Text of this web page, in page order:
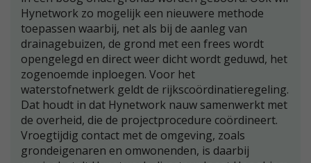
Hynetwork zo mogelijk een nieuwere methode
toepassen waarbij, net als bij de aanleg van
drainagebuizen, de grond met een frees wordt
opengelegd en direct weer dicht wordt geduwd, het
zogenoemde inploegen. Voor het
waterstofnetwerk geldt de rijkscoördinatieregeling.
Dat houdt in dat Hynetwork nauw samenwerkt met
de overheid, die de projectprocedure coördineert.
Vroegtijdig contact met de omgeving, zoals
grondeigenaren en omwonenden, is daarbij